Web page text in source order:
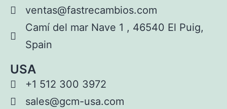
ventas@fastrecambios.com
Camí del mar Nave 1 , 46540 El Puig,
Spain
USA
+1 512 300 3972
sales@gcm-usa.com